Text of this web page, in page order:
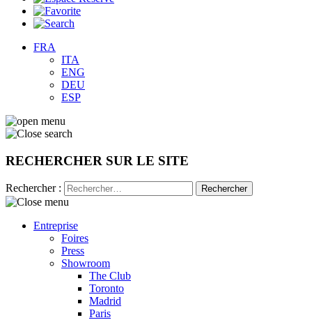
FRA
ITA
ENG
DEU
ESP
RECHERCHER SUR LE SITE
Rechercher :
Entreprise
Foires
Press
Showroom
The Club
Toronto
Madrid
Paris